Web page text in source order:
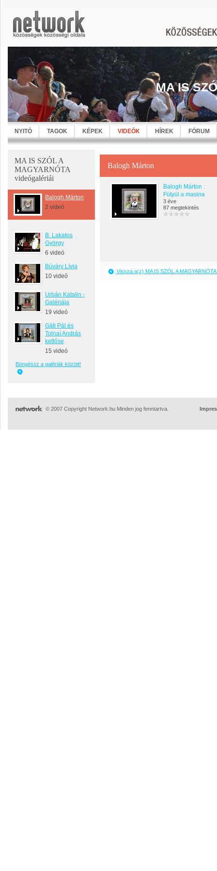
MA IS
NYITÓ TAGOK KÉPEK VIDEÓK HÍREK FÓRUM
MA IS SZÓL A
MAGYARNÓTA
videógalériái
Balogh Márton
2 videó
B. Lakatos
György
6 videó
Búváry Lívia
10 videó
Urbán Katalin -
Galériája
19 videó
Gáti Pál és
Tolnaí András
kettőse
15 videó
Böngéssz a galériák között!
Balogh Márton
Balogh Márton :
Fütyül a masina
3 éve
87 megtekintés
Vissza a(z) MA IS SZÓL A
© 2007 Copyright Network.hu Minden jog fenntartva.